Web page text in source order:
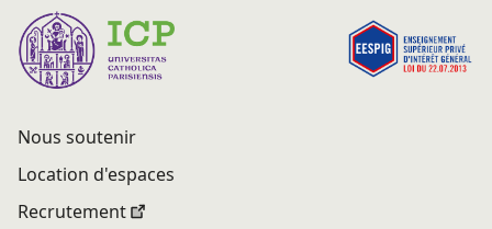
Nous soutenir
Location d'espaces
Recrutement